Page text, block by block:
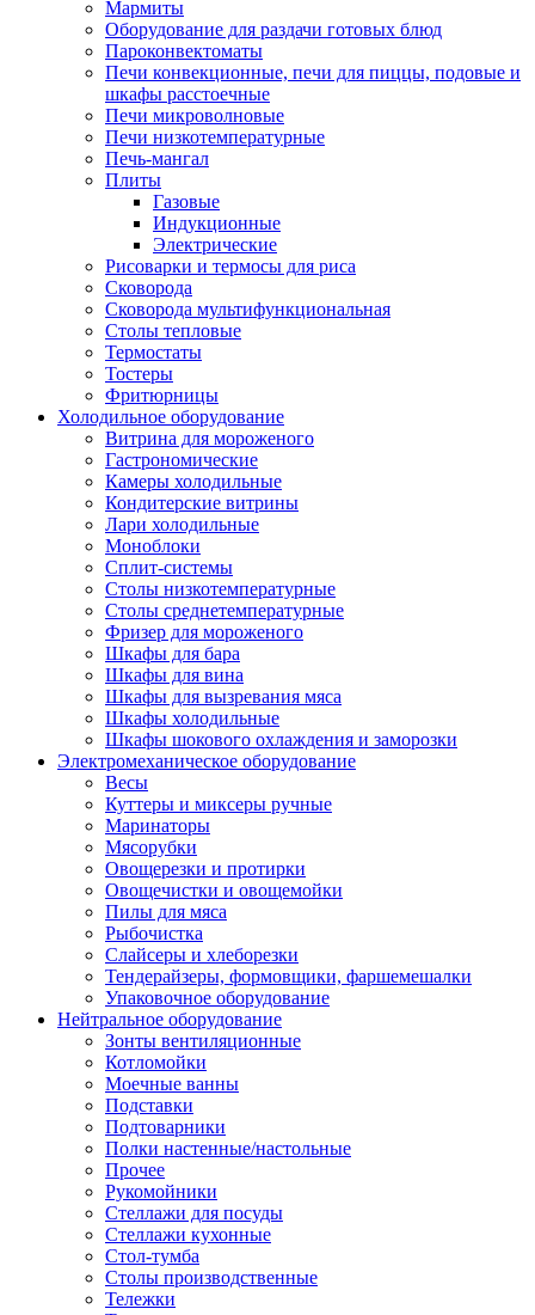
Мармиты
Оборудование для раздачи готовых блюд
Пароконвектоматы
Печи конвекционные, печи для пиццы, подовые и
шкафы расстоечные
Печи микроволновые
Печи низкотемпературные
Печь-мангал
Плиты
Газовые
Индукционные
Электрические
Рисоварки и термосы для риса
Сковорода
Сковорода мультифункциональная
Столы тепловые
Термостаты
Тостеры
Фритюрницы
Холодильное оборудование
Витрина для мороженого
Гастрономические
Камеры холодильные
Кондитерские витрины
Лари холодильные
Моноблоки
Сплит-системы
Столы низкотемпературные
Столы среднетемпературные
Фризер для мороженого
Шкафы для бара
Шкафы для вина
Шкафы для вызревания мяса
Шкафы холодильные
Шкафы шокового охлаждения и заморозки
Электромеханическое оборудование
Весы
Куттеры и миксеры ручные
Маринаторы
Мясорубки
Овощерезки и протирки
Овощечистки и овощемойки
Пилы для мяса
Рыбочистка
Слайсеры и хлеборезки
Тендерайзеры, формовщики, фаршемешалки
Упаковочное оборудование
Нейтральное оборудование
Зонты вентиляционные
Котломойки
Моечные ванны
Подставки
Подтоварники
Полки настенные/настольные
Прочее
Рукомойники
Стеллажи для посуды
Стеллажи кухонные
Стол-тумба
Столы производственные
Тележки